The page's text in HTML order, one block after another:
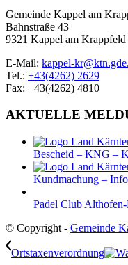
Gemeinde Kappel am
Bahnstraße 43
9321 Kappel am Krappfeld
E-Mail: kappel-
Tel.: +43(4262) 2629
Fax: +43(4262) 4810
AKTUELLE
Bescheid – KNG –
Kundmachung –
Padel Club
© Copyright - Gemeinde
Ortstaxenverordnung